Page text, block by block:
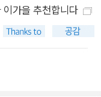
기구에 태워 이 여정에
프면서도 행복하고,
하고 감각되는 몸을 통
이가을 추천합니다